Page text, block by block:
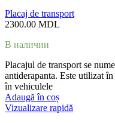
Placaj de transport
2300.00 MDL
В наличии
Placajul de transport se
antiderapanta. Este utilizat
în vehiculele
Adaugă în coș
Vizualizare rapidă